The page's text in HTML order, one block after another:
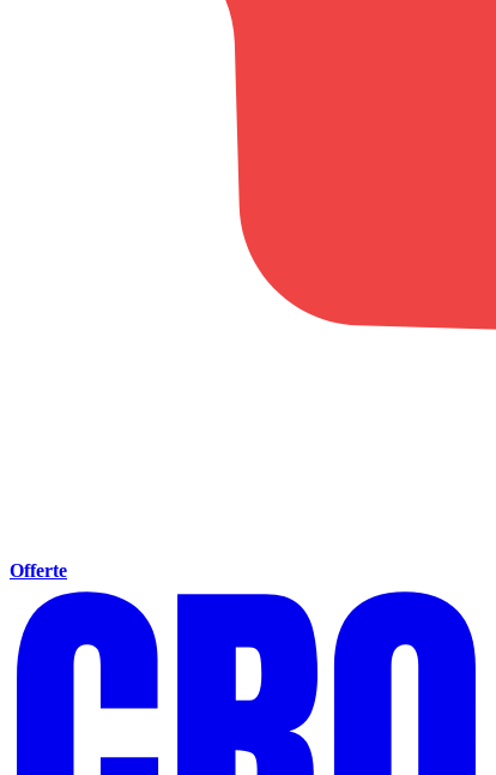
Offerte